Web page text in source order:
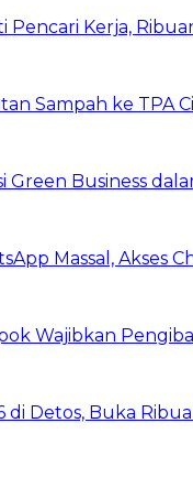
Pencari Kerja,
Sampah ke TPA
Business
Massal, Akses
Wajibkan
Detos, Buka